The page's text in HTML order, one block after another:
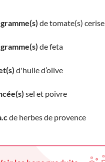
de tomate(s) cerise
de feta
d'huile d’olive
sel et poivre
de herbes de provence